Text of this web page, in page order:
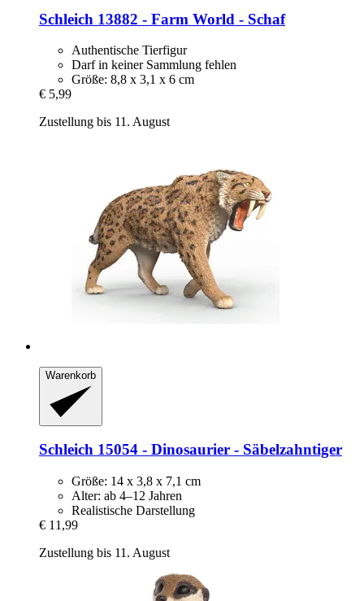
Schleich 13882 -​ Farm World -​ Schaf
Authentische Tierfigur
Darf in keiner Sammlung fehlen
Größe: 8,8 x 3,1 x 6 cm
€ 5,99
Zustellung bis 11. August
Warenkorb
Schleich 15054 -​ Dinosaurier -​ Säbelzahntiger
Größe: 14 x 3,8 x 7,1 cm
Alter: ab 4–12 Jahren
Realistische Darstellung
€ 11,99
Zustellung bis 11. August